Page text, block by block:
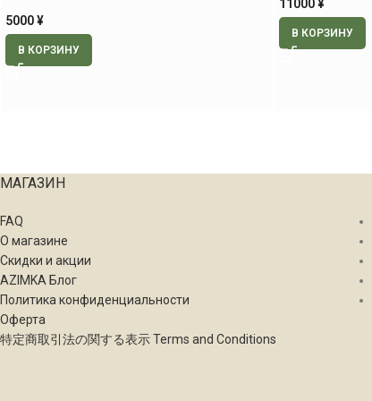
5000¥
В КОРЗИНУ
11000¥
В КОРЗИНУ
МАГАЗИН
FAQ
О магазине
Скидки и акции
AZIMKA Блог
Политика конфиденциальности
Оферта
特定商取引法の関する表示 Terms and Conditions